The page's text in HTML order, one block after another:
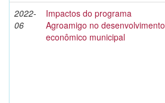
2022-
06
Impactos do programa
Agroamigo no desenvolvimento
econômico municipal